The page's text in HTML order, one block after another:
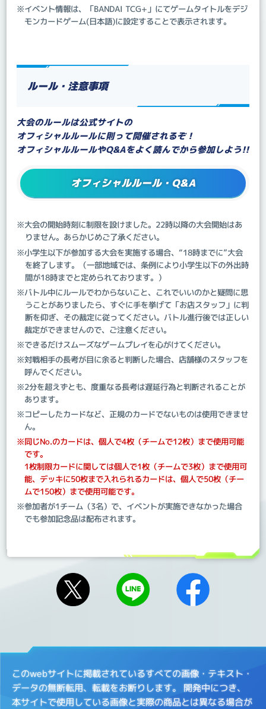
※イベント情報は、「BANDAI TCG+」にてゲームタイトルをデジ
モンカードゲーム(日本語)に設定することで表示されます。
ルール・注意事項
大会のルールは公式サイトの
オフィシャルルールに則って開催されるぞ！
オフィシャルルールやQ&Aをよく読んでから参加しよう!!
オフィシャルルール・Q&A
※大会の開始時刻に制限を設けました。22時以降の大会開始はあ
りません。あらかじめご了承ください。
※小学生以下が参加する大会を実施する場合、“18時までに”大会
を終了します。（一部地域では、条例により小学生以下の外出時
間が18時までと定められております。）
※バトル中にルールでわからないこと、これでいいのかと疑問に思
うことがありましたら、すぐに手を挙げて「お店スタッフ」に判
断を仰ぎ、その裁定に従ってください。バトル進行後では正しい
裁定ができませんので、ご注意ください。
※できるだけスムーズなゲームプレイを心がけてください。
※対戦相手の長考が目に余ると判断した場合、店舗様のスタッフを
呼んでください。
※2分を超えずとも、度重なる長考は遅延行為と判断されることが
あります。
※コピーしたカードなど、正規のカードでないものは使用できませ
ん。
※同じNo.のカードは、個人で4枚（チームで12枚）まで使用可能
です。
1枚制限カードに関しては個人で1枚（チームで3枚）まで使用可
能、デッキに50枚まで入れられるカードは、個人で50枚（チー
ムで150枚）まで使用可能です。
※参加者が1チーム（3名）で、イベントが実施できなかった場合
でも参加記念品は配布されます。
このwebサイトに掲載されているすべての画像・テキスト・
データの無断転用、転載をお断りします。 開発中につき、
本サイトで使用している画像と実際の商品とは異なる場合が